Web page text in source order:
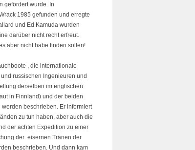
gefördert wurde. In
1985 gefunden und erregte
und Ed Kamuda wurden
darüber nicht recht erfreut.
aber nicht habe finden sollen!
, die internationale
russischen Ingenieuren und
derselben im englischen
in Finnland) und der beiden
beschrieben. Er informiert
zu tun haben, aber auch die
der achten Expedition zu einer
der eisernen Tränen der
beschrieben. Und dann kam